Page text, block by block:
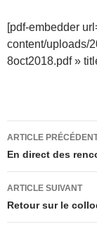
[pdf-embedder
content/uploads/
8oct2018.pdf »
des
articles
ARTICLE
En direct des
ARTICLE SUIVANT
Retour sur le